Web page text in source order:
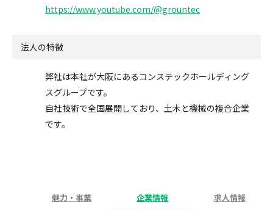
https://www.youtube.com/@grountec
法人の特徴
弊社は本社が大阪にあるコンステックホールディング
スグループです。
自社技術で全国展開しており、土木と機械の複合企業
です。
魅力・事業 企業情報 求人情報